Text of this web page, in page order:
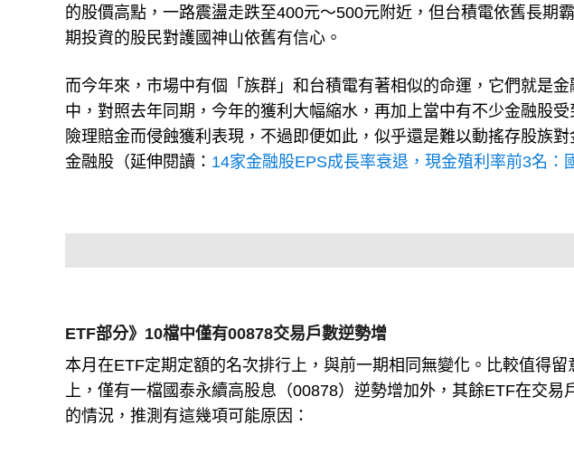
的股價高點，一路震盪走跌至400元～500元附近，但台積電依舊長期
期投資的股民對護國神山依舊有信心。
而今年來，市場中有個「族群」和台積電有著相似的命運，它們就是
中，對照去年同期，今年的獲利大幅縮水，再加上當中有不少金融股
險理賠金而侵蝕獲利表現，不過即便如此，似乎還是難以動搖存股族
金融股（延伸閱讀： 14家金融股EPS成長率衰退，現金殖利率前3名：
ETF部分》10檔中僅有00878交易戶數逆勢增
本月在ETF定期定額的名次排行上，與前一期相同無變化。比較值得
上，僅有一檔國泰永續高股息（00878）逆勢增加外，其餘ETF在交易
的情況，推測有這幾項可能原因：